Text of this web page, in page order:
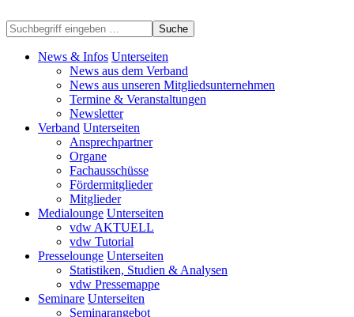
Suche
News & Infos Unterseiten
News aus dem Verband
News aus unseren Mitgliedsunternehmen
Termine & Veranstaltungen
Newsletter
Verband Unterseiten
Ansprechpartner
Organe
Fachausschüsse
Fördermitglieder
Mitglieder
Medialounge Unterseiten
vdw AKTUELL
vdw Tutorial
Presselounge Unterseiten
Statistiken, Studien & Analysen
vdw Pressemappe
Seminare Unterseiten
Seminarangebot